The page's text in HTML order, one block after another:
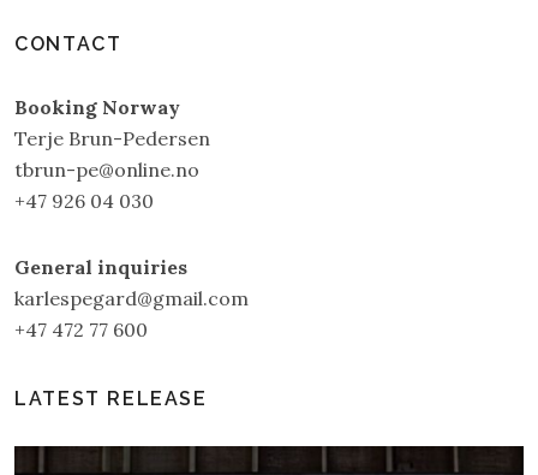
CONTACT
Booking Norway
Terje Brun-Pedersen
tbrun-pe@online.no
+47 926 04 030
General inquiries
karlespegard@gmail.com
+47 472 77 600
LATEST RELEASE